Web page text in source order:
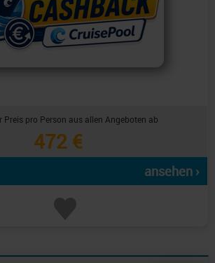
Preis pro Person aus allen Angeboten ab
472 €
ansehen ›